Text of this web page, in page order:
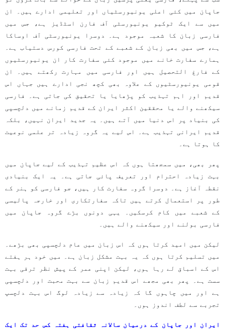
جاپان میں کئی اعلی یونیورسٹیاں اور تعلیمی ادارے ہیں۔ ان
میں سے ایک ٹوکیو یونیورسٹی آف فارن اسٹڈیز ہے، جس میں
فارسی زبان کا شعبہ موجود ہے۔ دوسرا یونیورسٹی آف اوساکا
ہے، جس میں بھی زبان کے شعبے کے تحت فارسی کورس دستیاب ہے۔
ہمارے سفارت خانے میں موجود کئی سفارت کار ان یونیورسٹیوں
کے فارغ التحصیل ہیں اور فارسی میں مہارت رکھتے ہیں۔ ان
قومی یونیورسٹیوں کے علاوہ بھی کچھ نجی ادارے ہیں جہاں اس
قدیم اور اہم تہذیب کو پڑھایا یا تحقیق کی جاتی ہے۔ فارسی
سیکھنے والے یا محققین اکثر ایران کے قدیم زمانے میں دلچسپی
کی بنیاد پر اس دنیا میں آتے ہیں۔ یہ جدید ایران نہیں، بلکہ
قدیم ایرانی تہذیب ہے۔ اس لیے یہ گروہ زیادہ تر علمی نوعیت
کا ہوتا ہے۔
پھر بھی، میں سمجھتا ہوں کہ اس عظیم تہذیب کے لیے جاپان میں
بہت زیادہ احترام اور تعریف پائی جاتی ہے۔ یہ ایک بنیادی
نقطہ آغاز ہے۔ دوسرا گروہ سفارت کار ہیں، جو فارسی کو ہنر کے
طور پر استعمال کرتے ہیں تاکہ سفارتکاری اور خارجہ پالیسی
کے شعبے میں کام کرسکیں۔ یہی دونوں بڑے گروہ جاپان میں
فارسی بولنے اور سیکھنے والے ہیں۔
لیکن میں امید کرتا ہوں کہ اس زبان میں عام دلچسپی بھی بڑھے۔
میں تسلیم کرتا ہوں کہ یہ بہت مشکل زبان ہے۔ میں خود ہر ہفتے
اس کے اسباق لے رہا ہوں، لیکن اپنی عمر کے پیش نظر ترقی بہت
سست ہے۔ پھر بھی مجھے اس قدیم زبان سے بہت محبت اور دلچسپی
ہے اور میں چاہوں گا کہ زیادہ سے زیادہ لوگ اس بہت دلچسپ
تجربے سے لطف اندوز ہوں۔
ایران اور جاپان کے درمیان سالانہ ثقافتی ہفتہ کس حد تک ایک